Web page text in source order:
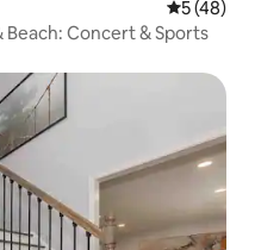
5 (48)
Concert & Sports